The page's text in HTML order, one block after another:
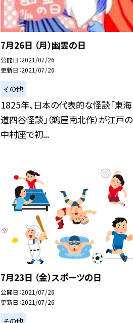
7月26日 （月）幽霊の日
公開日 2021/07/26
更新日 2021/07/26
その他
1825年、日本の代表的な怪談「東海
道四谷怪談」（鶴屋南北作）が江戸の
中村座で初...
7月23日 （金）スポーツの日
公開日 2021/07/26
更新日 2021/07/26